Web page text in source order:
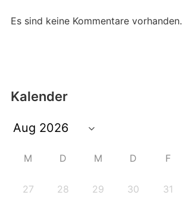
Es sind keine Kommentare vorhanden.
Kalender
M D M D F
27 28 29 30 31